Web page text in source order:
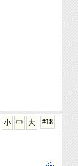
#18
大
中
小